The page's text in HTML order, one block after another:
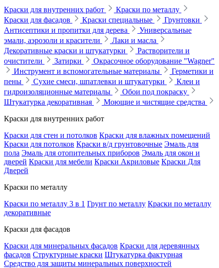
Краски для внутренних работ
Краски по металлу
Краски для фасадов
Краски специальные
Грунтовки
Антисептики и пропитки для дерева
Универсальные
эмали, аэрозоли и красители
Лаки и масла
Декоративные краски и штукатурки
Растворители и
очистители
Затирки
Окрасочное оборудование "Wagner"
Инструмент и вспомогательные материалы
Герметики и
пены
Сухие смеси, шпатлевки и штукатурки
Клеи и
гидроизоляционные материалы
Обои под покраску
Штукатурка декоративная
Моющие и чистящие средства
Краски для внутренних работ
Краски для стен и потолков Краски для влажных помещений
Краски для потолков Краски в/д грунтовочные Эмаль для
пола Эмаль для отопительных приборов Эмаль для окон и
дверей Краски для мебели Краски Акриловые Краски Для
Дверей
Краски по металлу
Краски по металлу 3 в 1 Грунт по металлу Краски по металлу
декоративные
Краски для фасадов
Краски для минеральных фасадов Краски для деревянных
фасадов Структурные краски Штукатурка фактурная
Средство для защиты минеральных поверхностей